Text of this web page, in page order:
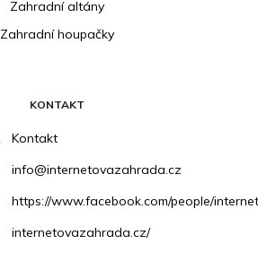
Zahradní altány
Zahradní houpačky
KONTAKT
Kontakt
info@internetovazahrada.cz
https://www.facebook.com/people/
internetovazahrada.cz/